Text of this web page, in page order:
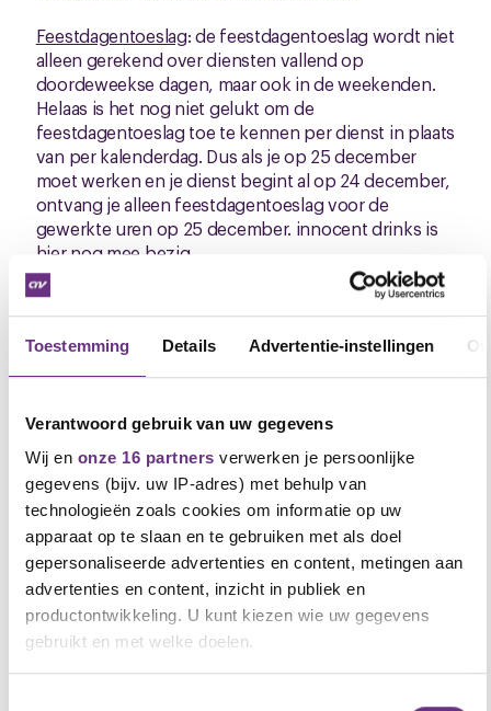
Toestemming Details Advertentie-instellingen
Verantwoord gebruik van uw gegevens
Wij en onze 16 partners verwerken je persoonlijke
gegevens (bijv. uw IP-adres) met behulp van
technologieën zoals cookies om informatie op uw
apparaat op te slaan en te gebruiken met als doel
gepersonaliseerde advertenties en content, metingen aan
advertenties en content, inzicht in publiek en
productontwikkeling. U kunt kiezen wie uw gegevens
gebruikt en met welke doelen.
Feestdagentoeslag: de feestdagentoeslag wordt niet
alleen gerekend over diensten vallend op
doordeweekse dagen, maar ook in de weekenden.
Helaas is het nog niet gelukt om de
feestdagentoeslag toe te kennen per dienst in plaats
van per kalenderdag. Dus als je op 25 december
moet werken en je dienst begint al op 24 december,
ontvang je alleen feestdagentoeslag voor de
gewerkte uren op 25 december. innocent drinks is
hier nog mee bezig.
Werkgroep Duurzame Inzetbaarheid
: de werkgroep
wordt in het eerste kwartaal van 2024 opgericht en
zal zich bezighouden met onder andere het
ouderenbeleid.
Data volgende cao onderhandelingen
worden als voorbereiding op de cao
onderhandelingen. In mei en juni zijn inmiddels een
aantal data geprikt voor cao overleg. Voorafgaand
zullen wij een ledenvergadering houden waarbij de
leden hun input kunnen geven. Jullie ontvangen
hier te zijner tijd een uitnodiging voor. Op onze cao
pagina kun je het aankomende cao traject volgen:
Cao Innocent Drinks | CNV Vakmensen - Voeding |